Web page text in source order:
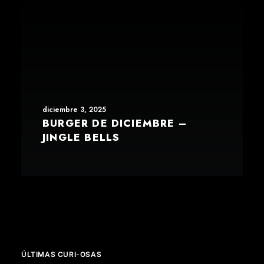
diciembre 3, 2025
BURGER DE DICIEMBRE –
JINGLE BELLS
ÚLTIMAS CURI-OSAS